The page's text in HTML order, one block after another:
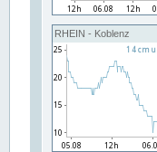
RHEIN - Koblenz